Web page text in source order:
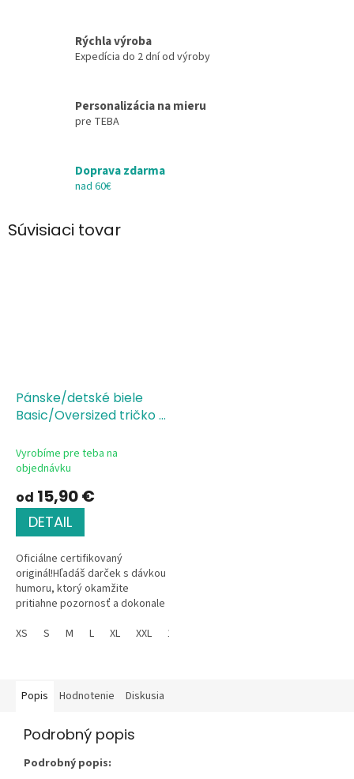
Rýchla výroba
Expedícia do 2 dní od výroby
Personalizácia na mieru
pre TEBA
Doprava zdarma
nad 60€
Súvisiaci tovar
Pánske/detské biele
Basic/Oversized tričko s
certified
Vyrobíme pre teba na
objednávku
od 15,90 €
DETAIL
Oficiálne certifikovaný
originál!Hľadáš darček s dávkou
humoru, ktorý okamžite
pritiahne pozornosť a dokonale
brata? Tito tričká „OFFICIALLY...
XS S M L XL XXL 134
Popis Hodnotenie Diskusia
Podrobný popis
Podrobný popis: